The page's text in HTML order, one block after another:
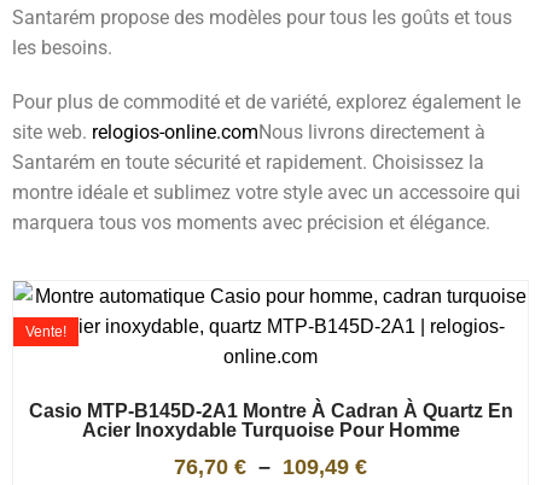
Santarém propose des modèles pour tous les goûts et tous
les besoins.
Pour plus de commodité et de variété, explorez également le
site web. relogios-online.comNous livrons directement à
Santarém en toute sécurité et rapidement. Choisissez la
montre idéale et sublimez votre style avec un accessoire qui
marquera tous vos moments avec précision et élégance.
Casio MTP-B145D-2A1 Montre À Cadran À Quartz En
Acier Inoxydable Turquoise Pour Homme
Vente!
76,70 € – 109,49 €